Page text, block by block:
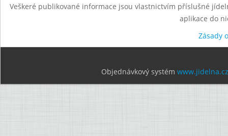
Veškeré publikované informace jsou vlastnictvím příslušné
aplikace do
Zásady
Objednávkový systém www.jidelna.cz